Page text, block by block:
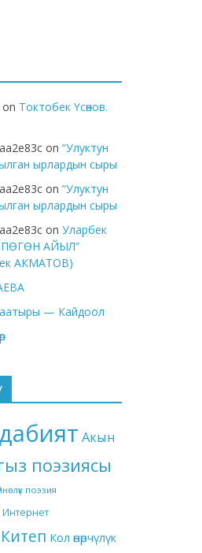
on Токтобек Үсөнов.
on “Улуктун
ырлардын сыры
on “Улуктун
ырлардын сыры
on Уларбек
АЙЫЛ”
АКМАТОВ)
— Кайдоол
Акын
поэзиясы
поэзия
Интернет
Китеп Кол өнөрчүлүк